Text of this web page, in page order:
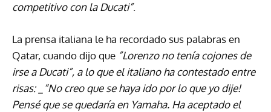
competitivo con la Ducati”.
La prensa italiana le ha recordado sus palabras en
Qatar, cuando dijo que ”Lorenzo no tenía cojones de
irse a Ducati”, a lo que el italiano ha contestado entre
risas: _“No creo que se haya ido por lo que yo dije!
Pensé que se quedaría en Yamaha. Ha aceptado el